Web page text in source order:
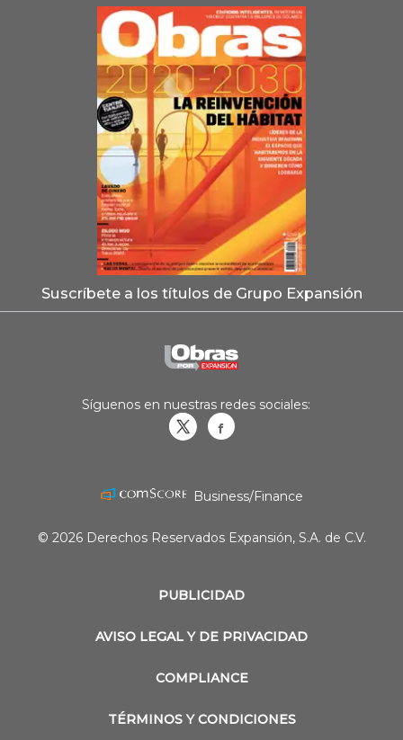
Suscríbete a los títulos de Grupo Expansión
PUBLICIDAD
AVISO LEGAL Y DE PRIVACIDAD
COMPLIANCE
TÉRMINOS Y CONDICIONES
Síguenos en nuestras redes sociales:
Business/Finance
© 2026 Derechos Reservados Expansión, S.A. de C.V.